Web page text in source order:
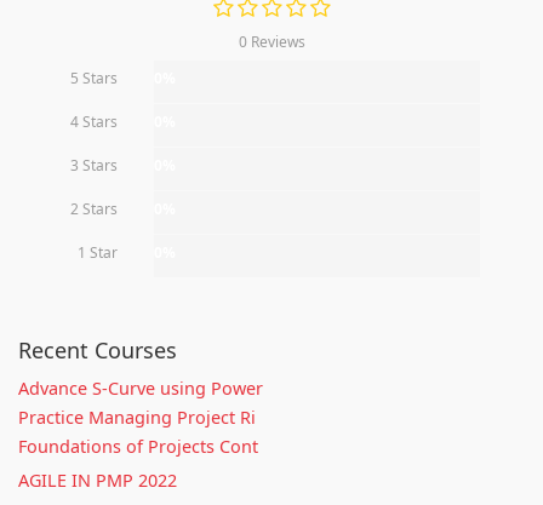
0 Reviews
5 Stars
4 Stars
3 Stars
2 Stars
1 Star
Recent Courses
Advance S-Curve using Power
Practice Managing Project Ri
Foundations of Projects Cont
AGILE IN PMP 2022